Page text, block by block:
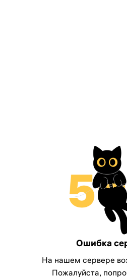
Ошибка
На нашем сервере
Пожалуйста,